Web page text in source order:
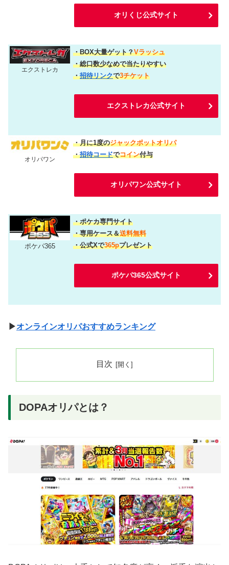
オリくじ公式サイト
エクストレカ
・BOX大量ゲット？Vラッシュ
・総口数少なめで当たりやすい
・招待リンクで3チケット
エクストレカ公式サイト
オリパワン
・月に1度のジャックポットオリパ
・招待コードでコイン付与
オリパワン公式サイト
ポケパ365
・ポケカ専門サイト
・専用ケース＆送料無料
・公式Xで365pプレゼント
ポケパ365公式サイト
▶オンラインオリパおすすめランキング
目次
DOPAオリパとは？